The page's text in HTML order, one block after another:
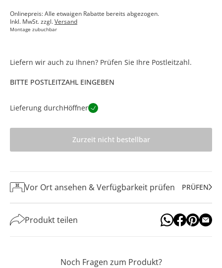
Onlinepreis: Alle etwaigen Rabatte bereits abgezogen.
Inkl. MwSt. zzgl.Versand
Montage zubuchbar
Liefern wir auch zu Ihnen? Prüfen Sie Ihre Postleitzahl.
BITTE POSTLEITZAHL EINGEBEN
Lieferung durchHöffner
Zurzeit nicht bestellbar
Vor Ort ansehen & Verfügbarkeit prüfen PRÜFEN
Produkt teilen
Noch Fragen zum Produkt?